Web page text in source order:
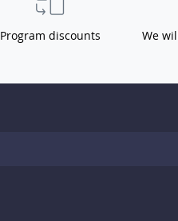
Program discounts We